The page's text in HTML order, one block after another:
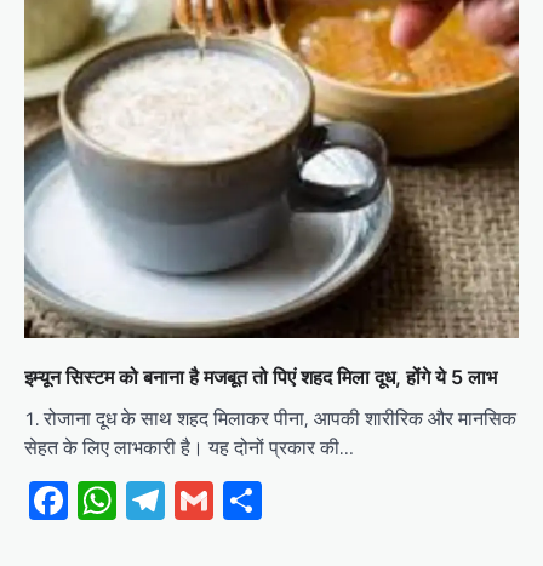
इम्यून सिस्टम को बनाना है मजबूत तो पिएं शहद मिला दूध, होंगे ये 5 लाभ
1. रोजाना दूध के साथ शहद मिलाकर पीना, आपकी शारीरिक और मानसिक
सेहत के लिए लाभकारी है। यह दोनों प्रकार की…
Facebook
WhatsApp
Telegram
Gmail